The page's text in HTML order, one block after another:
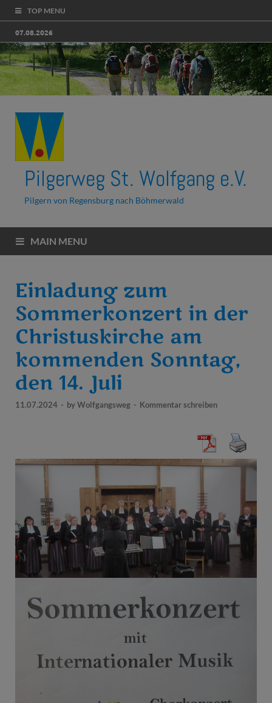
TOP MENU
07.08.2026
Pilgerweg St. Wolfgang e.V.
Pilgern von Regensburg nach Böhmerwald
MAIN MENU
Einladung zum
Sommerkonzert in der
Christuskirche am
kommenden Sonntag,
den 14. Juli
11.07.2024 - byWolfgangsweg - Kommentar schreiben